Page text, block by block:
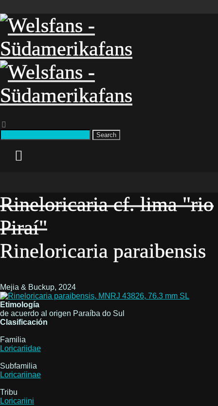
Search
Rineloricaria cf. lima "rio
Piraí"
Rineloricaria paraibensis
Mejia & Buckup, 2024
Etimología
de acuerdo al origen Paraíba do Sul
Clasificación
Familia
Loricariidae
Subfamilia
Loricariinae
Tribu
Loricariini